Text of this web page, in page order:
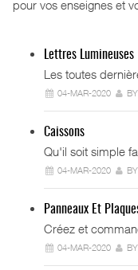
pour vos enseignes et
Lettres Lumineuses
Les toutes
04-MAR-2020
Caissons
Qu'il soit simple
04-MAR-2020
Panneaux Et
Créez et
04-MAR-2020